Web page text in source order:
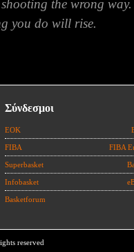
the wrong
you do will rise.
Σύνδεσμοι
ΕΟΚ
FIBA FIBA
Superbasket
Infobasket
Basketforum
reserved